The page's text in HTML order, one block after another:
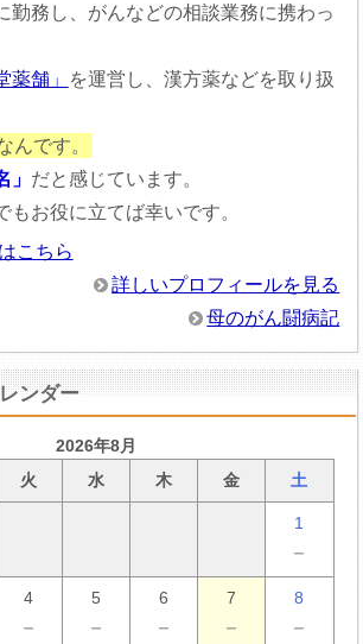
勤務し、がんなどの相談業務に携わっ
薬舗」
を運営し、漢方薬などを取り扱
んです。
」 だと感じています。
もお役に立てば幸いです。
こちら
詳しいプロフィールを見る
母のがん闘病記
ンダー
2026年8月
火 水 木 金 土
1
－
4
－
5
－
6
－
7
－
8
－